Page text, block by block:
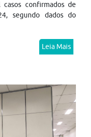
confirmados de
segundo dados do
Leia Mais